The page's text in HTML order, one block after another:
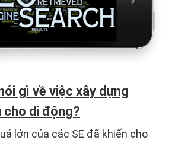
gì về việc xây dựng
di động?
lớn của các SE đã khiến cho